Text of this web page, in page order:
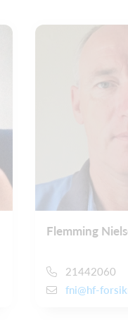
Flemming
21442060
fni@hf-